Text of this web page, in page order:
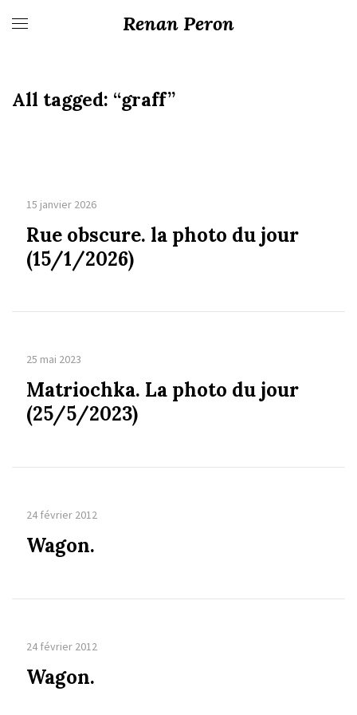
Renan Peron
All tagged: “graff”
15 janvier 2026
Rue obscure. la photo du jour
(15/1/2026)
25 mai 2023
Matriochka. La photo du jour
(25/5/2023)
24 février 2012
Wagon.
24 février 2012
Wagon.